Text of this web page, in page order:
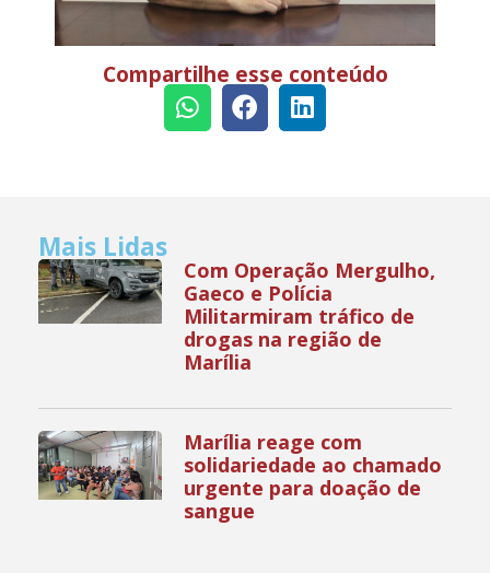
Compartilhe esse conteúdo
Mais Lidas
Com Operação Mergulho,
Gaeco e Polícia
Militarmiram tráfico de
drogas na região de
Marília
Marília reage com
solidariedade ao chamado
urgente para doação de
sangue